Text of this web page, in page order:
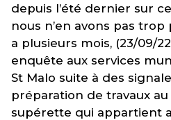
depuis l’été dernier sur
nous n’en avons pas
a plusieurs mois, (23/09/
enquête aux services
St Malo suite à des
préparation de travaux
supérette qui appartient